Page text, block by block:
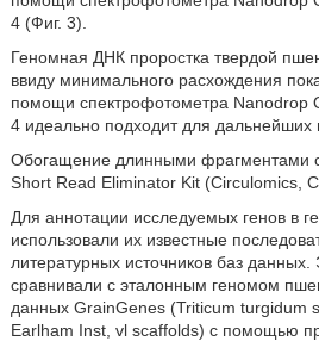
4 (Фиг. 3).
Геномная ДНК проростка твердой
ввиду минимального расхождения
помощи спектрофотометра Nanodrop
4 идеально подходит для дальнейших
Обогащение длинными фрагментами
Short Read Eliminator Kit (Circulomics,
Для аннотации исследуемых генов в
использовали их известные
литературных источников баз данных.
сравнивали с эталонным геномом
данных GrainGenes (Triticum turgidum
Earlham Inst, vl scaffolds) с помощью